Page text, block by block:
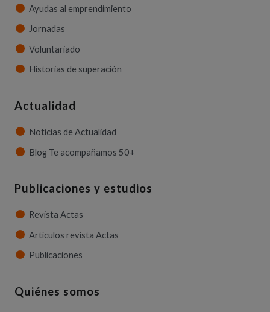
Ayudas al emprendimiento
Jornadas
Voluntariado
Historias de superación
Actualidad
Noticias de Actualidad
Blog Te acompañamos 50+
Publicaciones y estudios
Revista Actas
Artículos revista Actas
Publicaciones
Quiénes somos